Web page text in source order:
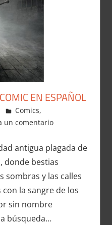
EN ESPAÑOL
Carlitox Banana
Comics,
un comentario
antigua plagada de
donde bestias
sombras y las calles
la sangre de los
sin nombre
búsqueda…